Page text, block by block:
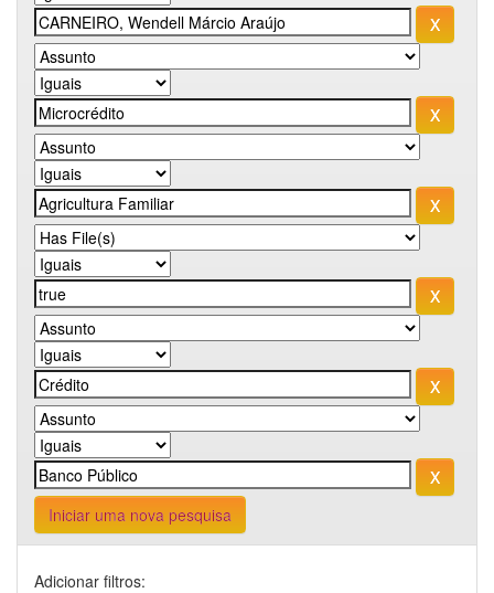
Iniciar uma nova pesquisa
Adicionar filtros: